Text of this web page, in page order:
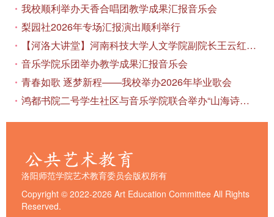
我校顺利举办天香合唱团教学成果汇报音乐会
梨园社2026年专场汇报演出顺利举行
【河洛大讲堂】河南科技大学人文学院副院长王云红教授应邀作专题讲座
音乐学院乐团举办教学成果汇报音乐会
青春如歌 逐梦新程——我校举办2026年毕业歌会
鸿都书院二号学生社区与音乐学院联合举办“山海诗恋”合唱思政汇报音乐会
洛阳师范学院艺术教育委员会版权所有
Copyright © 2022-2026 Art Education Committee All Rights
Reserved.